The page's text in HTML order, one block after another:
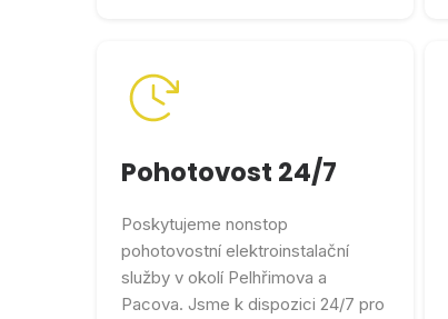
Pohotovost 24/7
Poskytujeme nonstop
pohotovostní elektroinstalační
služby v okolí Pelhřimova a
Pacova. Jsme k dispozici 24/7 pro